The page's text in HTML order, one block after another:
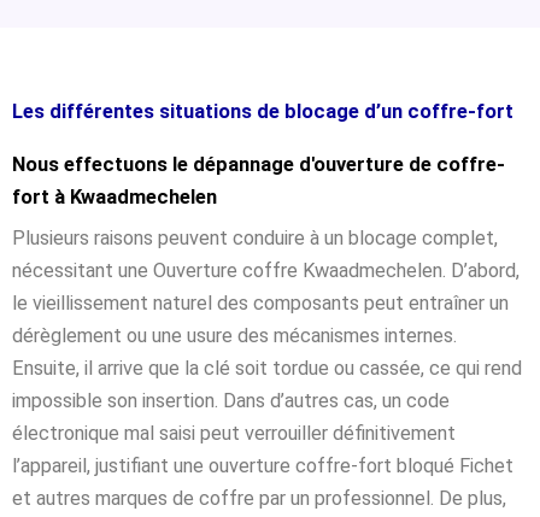
Les différentes situations de blocage d’un coffre-fort
Nous effectuons le dépannage d'ouverture de coffre-
fort à Kwaadmechelen
Plusieurs raisons peuvent conduire à un blocage complet,
nécessitant une Ouverture coffre Kwaadmechelen. D’abord,
le vieillissement naturel des composants peut entraîner un
dérèglement ou une usure des mécanismes internes.
Ensuite, il arrive que la clé soit tordue ou cassée, ce qui rend
impossible son insertion. Dans d’autres cas, un code
électronique mal saisi peut verrouiller définitivement
l’appareil, justifiant une ouverture coffre-fort bloqué Fichet
et autres marques de coffre par un professionnel. De plus,